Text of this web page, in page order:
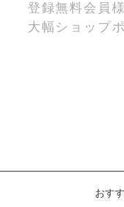
登録無料会員
大幅ショップ
おす